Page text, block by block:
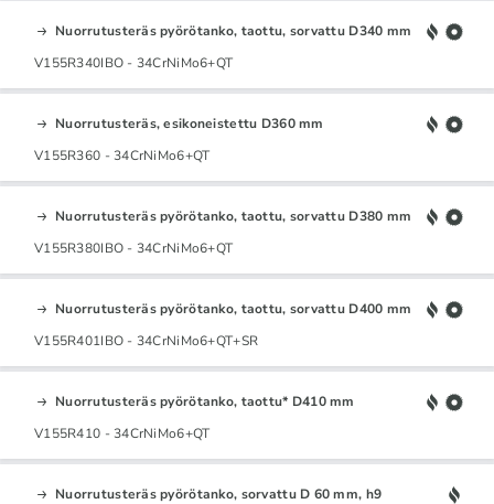
Nuorrutusteräs pyörötanko, taottu, sorvattu D340 mm
V155R340IBO - 34CrNiMo6+QT
Nuorrutusteräs, esikoneistettu D360 mm
V155R360 - 34CrNiMo6+QT
Nuorrutusteräs pyörötanko, taottu, sorvattu D380 mm
V155R380IBO - 34CrNiMo6+QT
Nuorrutusteräs pyörötanko, taottu, sorvattu D400 mm
V155R401IBO - 34CrNiMo6+QT+SR
Nuorrutusteräs pyörötanko, taottu* D410 mm
V155R410 - 34CrNiMo6+QT
Nuorrutusteräs pyörötanko, sorvattu D 60 mm, h9